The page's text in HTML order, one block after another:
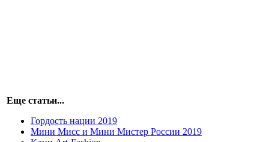
Еще статьи...
Гордость нации 2019
Мини Мисс и Мини Мистер России 2019